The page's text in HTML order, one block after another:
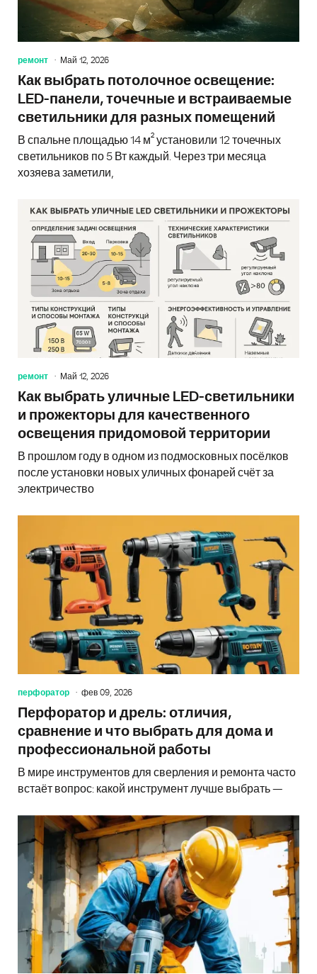
ремонт Май 12, 2026
Как выбрать потолочное освещение:
LED-панели, точечные и встраиваемые
светильники для разных помещений
В спальне площадью 14 м² установили 12 точечных
светильников по 5 Вт каждый. Через три месяца
хозяева заметили,
ремонт Май 12, 2026
Как выбрать уличные LED-светильники
и прожекторы для качественного
освещения придомовой территории
В прошлом году в одном из подмосковных посёлков
после установки новых уличных фонарей счёт за
электричество
перфоратор фев 09, 2026
Перфоратор и дрель: отличия,
сравнение и что выбрать для дома и
профессиональной работы
В мире инструментов для сверления и ремонта часто
встаёт вопрос: какой инструмент лучше выбрать —